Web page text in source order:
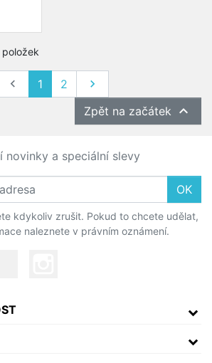
Předchozí
 1 2 Další

Zpět na začátek 
novinky a speciální slevy
OK
kdykoliv zrušit. Pokud to chcete udělat,
naleznete v právním oznámení.